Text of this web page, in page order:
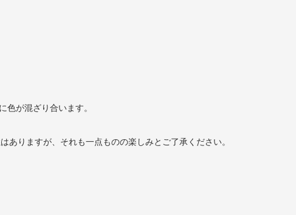
が混ざり合います。
りますが、それも一点ものの楽しみとご了承ください。